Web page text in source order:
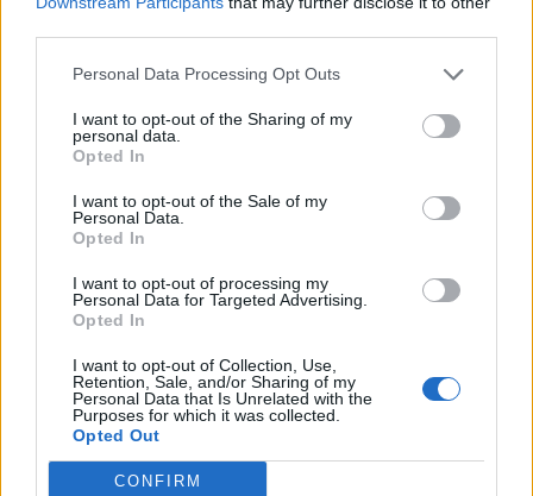
Personal Data Processing Opt Outs
I want to opt-out of the Sharing of my
personal data.
Opted In
I want to opt-out of the Sale of my
Personal Data.
Opted In
I want to opt-out of processing my
Personal Data for Targeted Advertising.
Opted In
I want to opt-out of Collection, Use,
Retention, Sale, and/or Sharing of my
Personal Data that Is Unrelated with the
Purposes for which it was collected.
Opted Out
CONFIRM